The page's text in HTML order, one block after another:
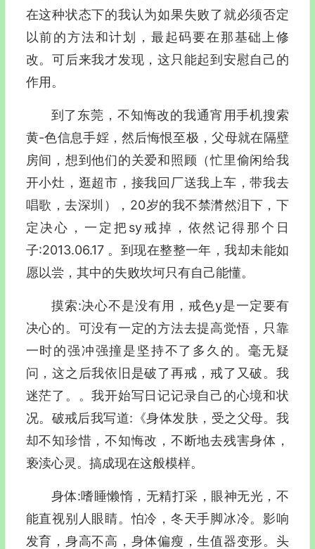
在这种状态下的我认为如果失败了就必须否定
以前的方法和计划，最起码要在那基础上修
改。可后来我才发现，这只能起到安慰自己的
作用。
到了东莞，不知悔改的我通宵用手机搜索
黄-色信息手婬，然后悔恨至极，父母就在隔壁
房间，想到他们的关爱和照顾（忙里偷闲给我
开小灶，逛超市，接我回厂送我上车，带我去
唱歌，去深圳），20岁的我不禁潸然泪下，下
定决心，一定把sy戒掉，依然记得那个日
子:2013.06.17 。到现在整整一年，我却未能如
愿以尝，其中的失败坎坷只有自己能懂。
摸索:决心不是没有用，戒色y是一定要有
决心的。可没有一定的方法去提高觉悟，只靠
一时的强冲强撞是坚持不了多久的。毫无疑
问，这之后我依旧是破了再戒，戒了又破。我
迷茫了。。我开始写日记记录自己的心境和状
况。破戒后我写道:《身体发肤，受之父母。我
却不知珍惜，不知悔改，不断地去残害身体，
亵渎心灵。搞成现在这般模样。
身体:嗜睡懒惰，无精打采，眼神无光，不
能直视别人眼睛。怕冷，冬天手脚冰冷。影响
发育，身高不高，身体偏瘦，生值器变形。头